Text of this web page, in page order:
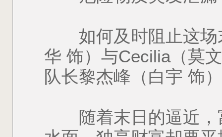
如何及时阻止这场
华 饰）与Cecilia（莫
队长黎杰峰（白宇 饰
随着末日的逼近，